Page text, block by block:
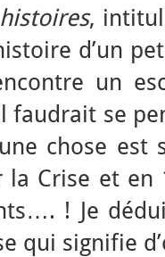
,
d’un
un
faudrait se
chose est
la Crise et
! Je
qui signifie